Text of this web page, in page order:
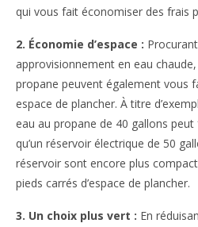
qui vous fait économiser des frais
2. Économie d’espace :
approvisionnement en eau
propane peuvent également vous
espace de plancher. À titre
eau au propane de 40 gallons peut
qu’un réservoir électrique de 50
réservoir sont encore plus
pieds carrés d’espace de plancher.
3. Un choix plus vert : En